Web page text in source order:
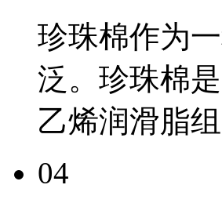
珍珠棉作为
泛。珍珠棉
乙烯润滑脂
04